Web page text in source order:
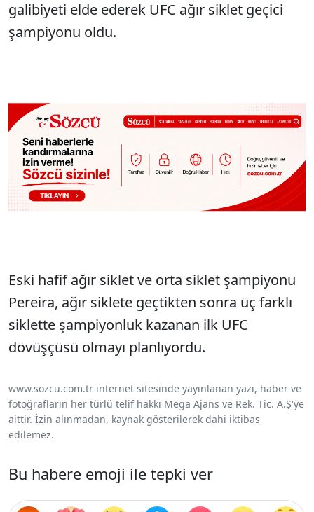
galibiyeti elde ederek UFC ağır siklet geçici
şampiyonu oldu.
Eski hafif ağır siklet ve orta siklet şampiyonu
Pereira, ağır siklete geçtikten sonra üç farklı
siklette şampiyonluk kazanan ilk UFC
dövüşçüsü olmayı planlıyordu.
www.sozcu.com.tr internet sitesinde yayınlanan yazı, haber ve
fotoğrafların her türlü telif hakkı Mega Ajans ve Rek. Tic. A.Ş'ye
aittir. İzin alınmadan, kaynak gösterilerek dahi iktibas
edilemez.
Bu habere emoji ile tepki ver